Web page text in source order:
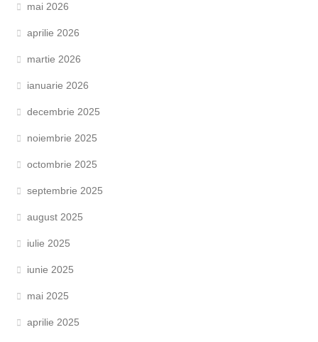
mai 2026
aprilie 2026
martie 2026
ianuarie 2026
decembrie 2025
noiembrie 2025
octombrie 2025
septembrie 2025
august 2025
iulie 2025
iunie 2025
mai 2025
aprilie 2025